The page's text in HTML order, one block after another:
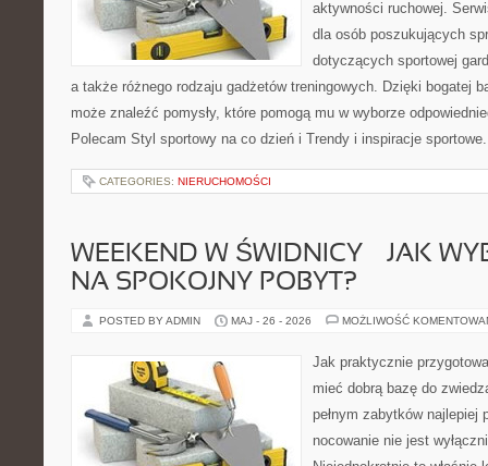
aktywności ruchowej.
dla osób poszukujących
dotyczących sportowej
a także różnego rodzaju gadżetów treningowych. Dzięki bogatej
może znaleźć pomysły, które pomogą mu w wyborze
Polecam Styl sportowy na co dzień i Trendy i inspiracje
CATEGORIES: NIERUCHOMOŚCI
WEEKEND W ŚWIDNICY — JAK
NA SPOKOJNY POBYT?
POSTED BY ADMIN MAJ - 26 - 2026 MOŻLIWOŚĆ
Jak praktycznie
mieć dobrą bazę do
pełnym zabytków najlepiej
nocowanie nie jest